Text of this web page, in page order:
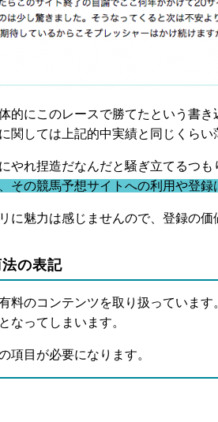
的にこのレースで勝てたという書
関しては上記的中実績と同じくらい
やれ捏造だなんだと騒ぎ立てるつ
その競馬予想サイトへの利用や登録
に魅力は感じませんので、登録の
の表記
料のコンテンツを取り扱っていま
となってしまいます。
項目が必要になります。